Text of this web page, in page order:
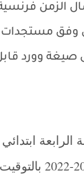
الزمن
وفق